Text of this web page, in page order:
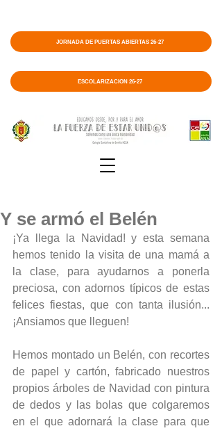
ESCOLARIZACIÓN 26-27
JORNADA DE PUERTAS ABIERTAS 26-27
Y se armó el Belén
¡Ya llega la Navidad! y esta semana
hemos tenido la visita de una mamá a
la clase, para ayudarnos a ponerla
preciosa, con adornos típicos de estas
felices fiestas, que con tanta ilusión...
¡Ansiamos que lleguen!
Hemos montado un Belén, con recortes
de papel y cartón, fabricado nuestros
propios árboles de Navidad con pintura
de dedos y las bolas que colgaremos
en el que adornará la clase para que